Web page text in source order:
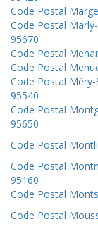
Code Postal
Code Postal
95670
Code Postal
Code Postal
Code Postal Méry-
95540
Code Postal
95650
Code Postal
Code Postal
95160
Code Postal
Code Postal